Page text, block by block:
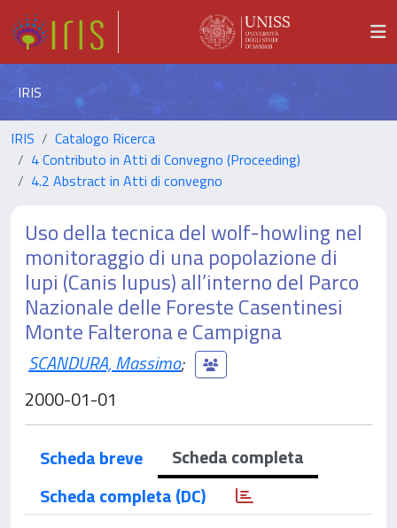
IRIS
IRIS
Catalogo Ricerca
4 Contributo in Atti di Convegno (Proceeding)
4.2 Abstract in Atti di convegno
Uso della tecnica del wolf-howling nel
monitoraggio di una popolazione di
lupi (Canis lupus) all’interno del Parco
Nazionale delle Foreste Casentinesi
Monte Falterona e Campigna
SCANDURA, Massimo;
2000-01-01
Scheda breve
Scheda completa
Scheda completa (DC)